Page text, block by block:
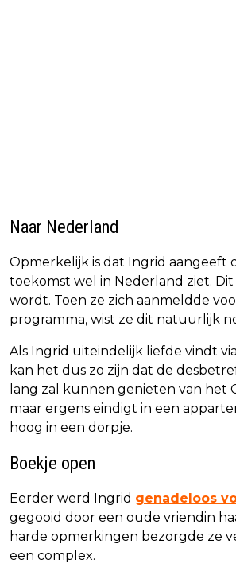
Naar Nederland
Opmerkelijk is dat Ingrid aangeeft
toekomst wel in Nederland ziet.
wordt. Toen ze zich aanmeldde
programma, wist ze dit natuurlijk
Als Ingrid uiteindelijk liefde vindt
kan het dus zo zijn dat de
lang zal kunnen genieten van het
maar ergens eindigt in een
hoog in een dorpje.
Boekje open
Eerder werd Ingrid genadeloos
gegooid door een oude vriendin
harde opmerkingen bezorgde ze
een complex.